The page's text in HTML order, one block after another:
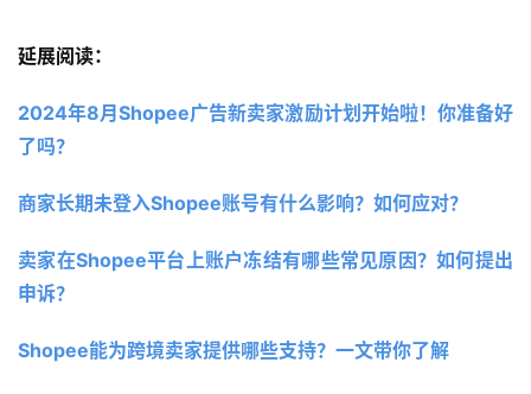
延展阅读：
2024年8月Shopee广告新卖家激励计划开始啦！你准备好
了吗？
商家长期未登入Shopee账号有什么影响？如何应对？
卖家在Shopee平台上账户冻结有哪些常见原因？如何提出
申诉？
Shopee能为跨境卖家提供哪些支持？一文带你了解